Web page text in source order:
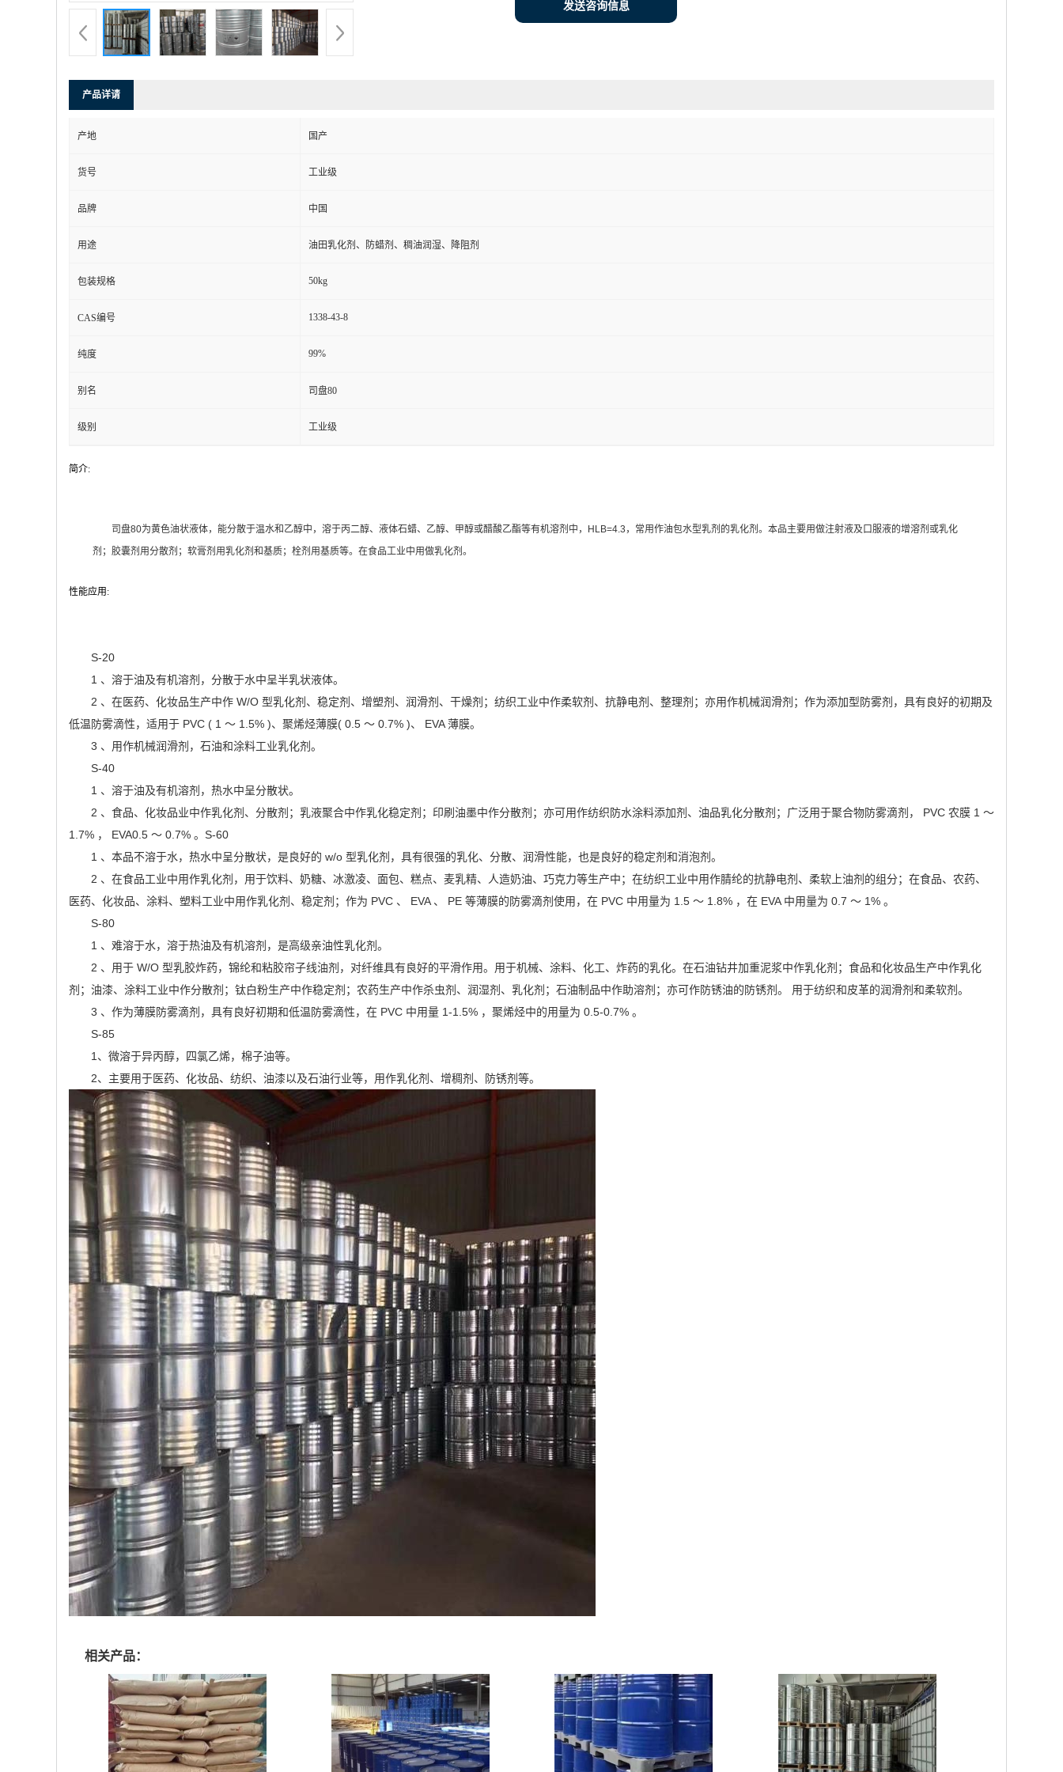
发送咨询信息
产品详请
产地 国产
货号 工业级
品牌 中国
用途 油田乳化剂、防蜡剂、稠油润湿、降阻剂
包装规格 50kg
CAS编号 1338-43-8
纯度 99%
别名 司盘80
级别 工业级
简介:
司盘80为黄色油状液体，能分散于温水和乙醇中，溶于丙二醇、液体石蜡、乙醇、甲醇或醋酸乙酯等有机溶剂中，HLB=4.3，常用作油包水型乳剂的乳化剂。本品主要用做注射液及口服液的增溶剂或乳化
剂；胶囊剂用分散剂；软膏剂用乳化剂和基质；栓剂用基质等。在食品工业中用做乳化剂。
性能应用:
S-20
1 、溶于油及有机溶剂，分散于水中呈半乳状液体。
2 、在医药、化妆品生产中作 W/O 型乳化剂、稳定剂、增塑剂、润滑剂、干燥剂；纺织工业中作柔软剂、抗静电剂、整理剂；亦用作机械润滑剂；作为添加型防雾剂，具有良好的初期及
低温防雾滴性，适用于 PVC ( 1 ～ 1.5% )、聚烯烃薄膜( 0.5 ～ 0.7% )、 EVA 薄膜。
3 、用作机械润滑剂，石油和涂料工业乳化剂。
S-40
1 、溶于油及有机溶剂，热水中呈分散状。
2 、食品、化妆品业中作乳化剂、分散剂；乳液聚合中作乳化稳定剂；印刷油墨中作分散剂；亦可用作纺织防水涂料添加剂、油品乳化分散剂；广泛用于聚合物防雾滴剂， PVC 农膜 1 ～
1.7% ， EVA0.5 ～ 0.7% 。S-60
1 、本品不溶于水，热水中呈分散状，是良好的 w/o 型乳化剂，具有很强的乳化、分散、润滑性能，也是良好的稳定剂和消泡剂。
2 、在食品工业中用作乳化剂，用于饮料、奶糖、冰激凌、面包、糕点、麦乳精、人造奶油、巧克力等生产中；在纺织工业中用作腈纶的抗静电剂、柔软上油剂的组分；在食品、农药、
医药、化妆品、涂料、塑料工业中用作乳化剂、稳定剂；作为 PVC 、 EVA 、 PE 等薄膜的防雾滴剂使用，在 PVC 中用量为 1.5 ～ 1.8% ，在 EVA 中用量为 0.7 ～ 1% 。
S-80
1 、难溶于水，溶于热油及有机溶剂，是高级亲油性乳化剂。
2 、用于 W/O 型乳胶炸药，锦纶和粘胶帘子线油剂，对纤维具有良好的平滑作用。用于机械、涂料、化工、炸药的乳化。在石油钻井加重泥浆中作乳化剂；食品和化妆品生产中作乳化
剂；油漆、涂料工业中作分散剂；钛白粉生产中作稳定剂；农药生产中作杀虫剂、润湿剂、乳化剂；石油制品中作助溶剂；亦可作防锈油的防锈剂。 用于纺织和皮革的润滑剂和柔软剂。
3 、作为薄膜防雾滴剂，具有良好初期和低温防雾滴性，在 PVC 中用量 1-1.5% ，聚烯烃中的用量为 0.5-0.7% 。
S-85
1、微溶于异丙醇，四氯乙烯，棉子油等。
2、主要用于医药、化妆品、纺织、油漆以及石油行业等，用作乳化剂、增稠剂、防锈剂等。
相关产品：